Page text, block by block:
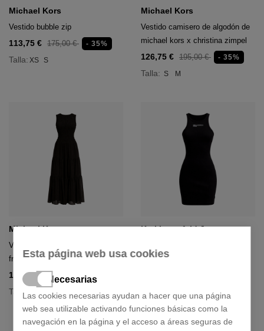
Michael Kors
Vestido bubble zip
113,75 € 175,00 € - 35%
Talla: XS S
Michael Kors
Vestido camisero de algodón de
michael kors x christina zimpel
126,75 € 195,00 € - 35%
Talla: S M
Michael Kors
Vestido de tirantes de georgette
fruncido
162,50 € 250,00 € - 35%
Talla:
Karl Lagerfeld Jeans
olímpica
+ 1 color
Talla:XS S M L
Esta página web usa cookies
Necesarias
Las cookies necesarias ayudan a hacer que una página
web sea utilizable activando funciones básicas como la
navegación en la página y el acceso a áreas seguras de